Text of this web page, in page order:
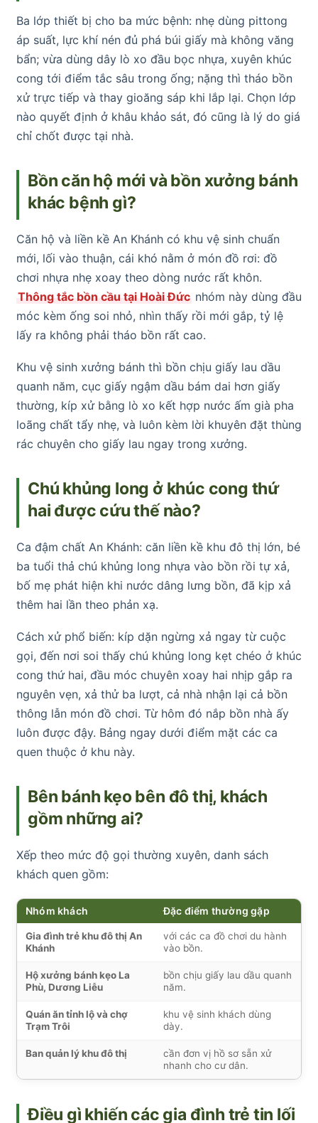
Ba lớp thiết bị cho ba mức bệnh: nhẹ dùng pittong
áp suất, lực khí nén đủ phá búi giấy mà không văng
bẩn; vừa dùng dây lò xo đầu bọc nhựa, xuyên khúc
cong tới điểm tắc sâu trong ống; nặng thì tháo bồn
xử trực tiếp và thay gioăng sáp khi lắp lại. Chọn lớp
nào quyết định ở khâu khảo sát, đó cũng là lý do giá
chỉ chốt được tại nhà.
Bồn căn hộ mới và bồn xưởng bánh
khác bệnh gì?
Căn hộ và liền kề An Khánh có khu vệ sinh chuẩn
mới, lối vào thuận, cái khó nằm ở món đồ rơi: đồ
chơi nhựa nhẹ xoay theo dòng nước rất khôn.
Thông tắc bồn cầu tại Hoài Đức nhóm này dùng đầu
móc kèm ống soi nhỏ, nhìn thấy rồi mới gắp, tỷ lệ
lấy ra không phải tháo bồn rất cao.
Khu vệ sinh xưởng bánh thì bồn chịu giấy lau dầu
quanh năm, cục giấy ngậm dầu bám dai hơn giấy
thường, kíp xử bằng lò xo kết hợp nước ấm già pha
loãng chất tẩy nhẹ, và luôn kèm lời khuyên đặt thùng
rác chuyên cho giấy lau ngay trong xưởng.
Chú khủng long ở khúc cong thứ
hai được cứu thế nào?
Ca đậm chất An Khánh: căn liền kề khu đô thị lớn, bé
ba tuổi thả chú khủng long nhựa vào bồn rồi tự xả,
bố mẹ phát hiện khi nước dâng lưng bồn, đã kịp xả
thêm hai lần theo phản xạ.
Cách xử phổ biến: kíp dặn ngừng xả ngay từ cuộc
gọi, đến nơi soi thấy chú khủng long kẹt chéo ở khúc
cong thứ hai, đầu móc chuyên xoay hai nhịp gắp ra
nguyên vẹn, xả thử ba lượt, cả nhà nhận lại cả bồn
thông lẫn món đồ chơi. Từ hôm đó nắp bồn nhà ấy
luôn được đậy. Bảng ngay dưới điểm mặt các ca
quen thuộc ở khu này.
Bên bánh kẹo bên đô thị, khách
gồm những ai?
Xếp theo mức độ gọi thường xuyên, danh sách
khách quen gồm:
Nhóm khách Đặc điểm thường gặp
Gia đình trẻ khu đô thị An
Khánh
với các ca đồ chơi du hành
vào bồn.
Hộ xưởng bánh kẹo La
Phù, Dương Liễu
bồn chịu giấy lau dầu quanh
năm.
Quán ăn tỉnh lộ và chợ
Trạm Trôi
khu vệ sinh khách dùng
dày.
Ban quản lý khu đô thị
cần đơn vị hồ sơ sẵn xử
nhanh cho cư dân.
Điều gì khiến các gia đình trẻ tin lối